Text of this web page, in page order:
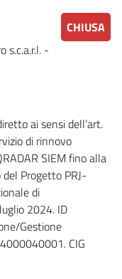
CHIUSA
s.c.a.r.l. -
ai sensi dell’art.
di rinnovo
SIEM fino alla
Progetto PRJ-
di
2024. ID
Gestione
CIG